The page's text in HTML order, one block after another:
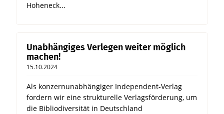
Hoheneck...
Unabhängiges Verlegen weiter möglich
machen!
15.10.2024
Als konzernunabhängiger Independent-Verlag
fordern wir eine strukturelle Verlagsförderung, um
die Bibliodiversität in Deutschland